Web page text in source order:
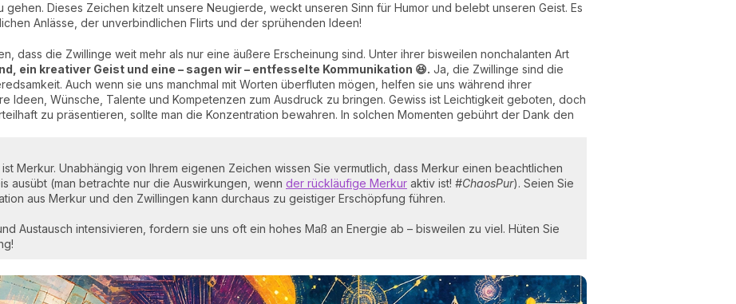
Dieses Zeichen kitzelt unsere Neugierde, weckt unseren Sinn für Humor und belebt unseren Geist. Es
Anlässe, der unverbindlichen Flirts und der sprühenden Ideen!
dass die Zwillinge weit mehr als nur eine äußere Erscheinung sind. Unter ihrer bisweilen nonchalanten Art
ein kreativer Geist und eine – sagen wir – entfesselte Kommunikation 😆. Ja, die Zwillinge sind die
Auch wenn sie uns manchmal mit Worten überfluten mögen, helfen sie uns während ihrer
Ideen, Wünsche, Talente und Kompetenzen zum Ausdruck zu bringen. Gewiss ist Leichtigkeit geboten, doch
zu präsentieren, sollte man die Konzentration bewahren. In solchen Momenten gebührt der Dank den
Merkur. Unabhängig von Ihrem eigenen Zeichen wissen Sie vermutlich, dass Merkur einen beachtlichen
ausübt (man betrachte nur die Auswirkungen, wenn der rückläufige Merkur aktiv ist! #ChaosPur). Seien Sie
aus Merkur und den Zwillingen kann durchaus zu geistiger Erschöpfung führen.
Austausch intensivieren, fordern sie uns oft ein hohes Maß an Energie ab – bisweilen zu viel. Hüten Sie